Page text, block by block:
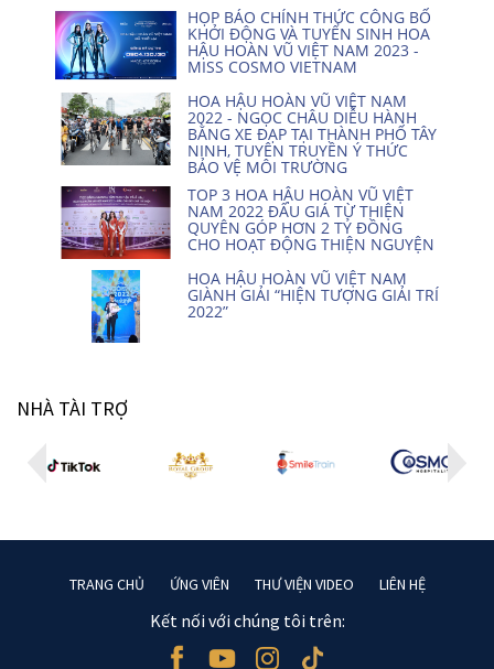
HỌP BÁO CHÍNH THỨC CÔNG BỐ
KHỞI ĐỘNG VÀ TUYỂN SINH HOA
HẬU HOÀN VŨ VIỆT NAM 2023 -
MISS COSMO VIETNAM
HOA HẬU HOÀN VŨ VIỆT NAM
2022 - NGỌC CHÂU DIỄU HÀNH
BẰNG XE ĐẠP TẠI THÀNH PHỐ TÂY
NINH, TUYÊN TRUYỀN Ý THỨC
BẢO VỆ MÔI TRƯỜNG
TOP 3 HOA HẬU HOÀN VŨ VIỆT
NAM 2022 ĐẤU GIÁ TỪ THIỆN
QUYÊN GÓP HƠN 2 TỶ ĐỒNG
CHO HOẠT ĐỘNG THIỆN NGUYỆN
HOA HẬU HOÀN VŨ VIỆT NAM
GIÀNH GIẢI “HIỆN TƯỢNG GIẢI TRÍ
2022”
NHÀ TÀI TRỢ
TRANG CHỦ ỨNG VIÊN THƯ VIỆN VIDEO LIÊN HỆ
Kết nối với chúng tôi trên: